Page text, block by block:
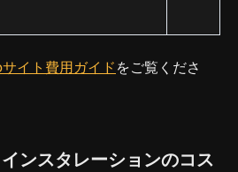
イト費用ガイド をご覧くださ
ンスタレーションのコス